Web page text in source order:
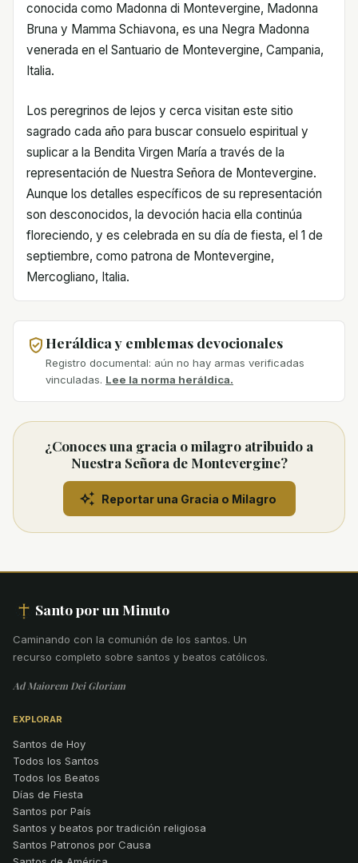
conocida como Madonna di Montevergine, Madonna
Bruna y Mamma Schiavona, es una Negra Madonna
venerada en el Santuario de Montevergine, Campania,
Italia.
Los peregrinos de lejos y cerca visitan este sitio
sagrado cada año para buscar consuelo espiritual y
suplicar a la Bendita Virgen María a través de la
representación de Nuestra Señora de Montevergine.
Aunque los detalles específicos de su representación
son desconocidos, la devoción hacia ella continúa
floreciendo, y es celebrada en su día de fiesta, el 1 de
septiembre, como patrona de Montevergine,
Mercogliano, Italia.
Heráldica y emblemas devocionales
Registro documental: aún no hay armas verificadas
vinculadas. Lee la norma heráldica.
¿Conoces una gracia o milagro atribuido a
Nuestra Señora de Montevergine?
Reportar una Gracia o Milagro
Santo por un Minuto
Caminando con la comunión de los santos. Un
recurso completo sobre santos y beatos católicos.
Ad Maiorem Dei Gloriam
EXPLORAR
Santos de Hoy
Todos los Santos
Todos los Beatos
Días de Fiesta
Santos por País
Santos y beatos por tradición religiosa
Santos Patronos por Causa